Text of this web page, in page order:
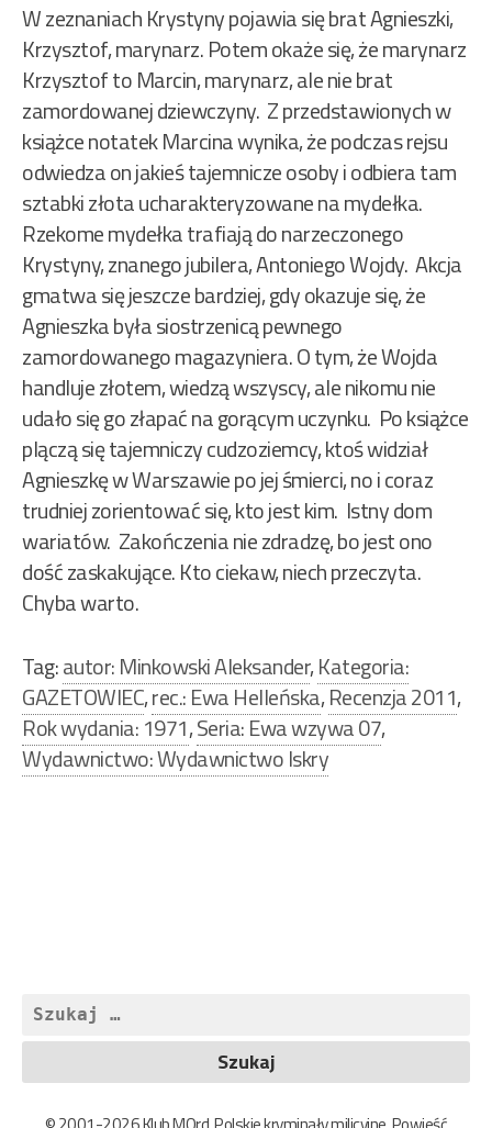
W zeznaniach Krystyny pojawia się brat Agnieszki,
Krzysztof, marynarz. Potem okaże się, że marynarz
Krzysztof to Marcin, marynarz, ale nie brat
zamordowanej dziewczyny. Z przedstawionych w
książce notatek Marcina wynika, że podczas rejsu
odwiedza on jakieś tajemnicze osoby i odbiera tam
sztabki złota ucharakteryzowane na mydełka.
Rzekome mydełka trafiają do narzeczonego
Krystyny, znanego jubilera, Antoniego Wojdy. Akcja
gmatwa się jeszcze bardziej, gdy okazuje się, że
Agnieszka była siostrzenicą pewnego
zamordowanego magazyniera. O tym, że Wojda
handluje złotem, wiedzą wszyscy, ale nikomu nie
udało się go złapać na gorącym uczynku. Po książce
plączą się tajemniczy cudzoziemcy, ktoś widział
Agnieszkę w Warszawie po jej śmierci, no i coraz
trudniej zorientować się, kto jest kim. Istny dom
wariatów. Zakończenia nie zdradzę, bo jest ono
dość zaskakujące. Kto ciekaw, niech przeczyta.
Chyba warto.
Tag:autor: Minkowski Aleksander,Kategoria:
GAZETOWIEC,rec.: Ewa Helleńska,Recenzja 2011,
Rok wydania: 1971,Seria: Ewa wzywa 07,
Wydawnictwo: Wydawnictwo Iskry
Szukaj: